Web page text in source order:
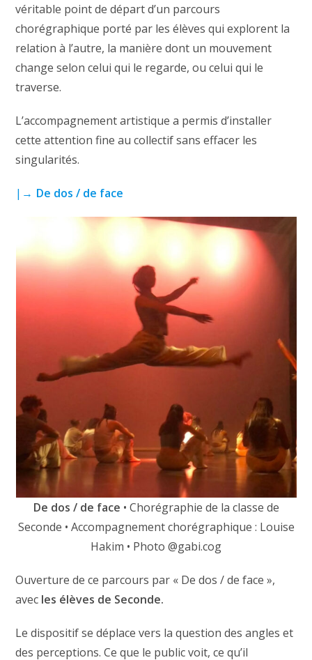
véritable point de départ d’un parcours
chorégraphique porté par les élèves qui explorent la
relation à l’autre, la manière dont un mouvement
change selon celui qui le regarde, ou celui qui le
traverse.
L’accompagnement artistique a permis d’installer
cette attention fine au collectif sans effacer les
singularités.
|→ De dos / de face
De dos / de face • Chorégraphie de la classe de
Seconde • Accompagnement chorégraphique : Louise
Hakim • Photo @gabi.cog
Ouverture de ce parcours par « De dos / de face »,
avec les élèves de Seconde.
Le dispositif se déplace vers la question des angles et
des perceptions. Ce que le public voit, ce qu’il